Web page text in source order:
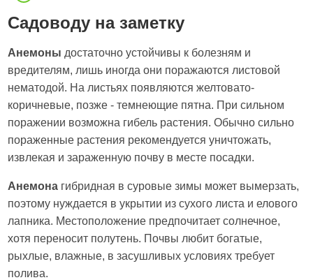
Садоводу на заметку
Анемоны достаточно устойчивы к болезням и
вредителям, лишь иногда они поражаются листовой
нематодой. На листьях появляются желтовато-
коричневые, позже - темнеющие пятна. При сильном
поражении возможна гибель растения. Обычно сильно
пораженные растения рекомендуется уничтожать,
извлекая и зараженную почву в месте посадки.
Анемона гибридная в суровые зимы может вымерзать,
поэтому нуждается в укрытии из сухого листа и елового
лапника. Местоположение предпочитает солнечное,
хотя переносит полутень. Почвы любит богатые,
рыхлые, влажные, в засушливых условиях требует
полива.